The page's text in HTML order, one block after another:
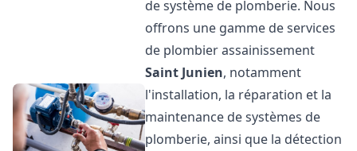
de système de plomberie. Nous
offrons une gamme de services
de plombier assainissement
Saint Junien, notamment
l'installation, la réparation et la
maintenance de systèmes de
plomberie, ainsi que la détection